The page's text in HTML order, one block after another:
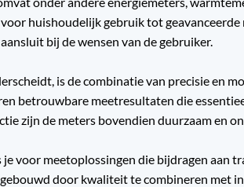
huishoudelijk gebruik tot
bij de wensen van de gebruiker.
is de combinatie van precisie en
betrouwbare meetresultaten die
zijn de meters bovendien duurzaam en
voor meetoplossingen die bijdragen aan
door kwaliteit te combineren met